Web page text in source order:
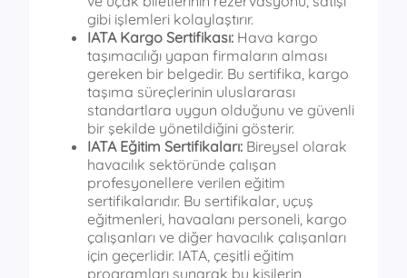
gibi işlemleri kolaylaştırır.
IATA Kargo Sertifikası: Hava kargo
taşımacılığı yapan firmaların alması
gereken bir belgedir. Bu sertifika, kargo
taşıma süreçlerinin uluslararası
standartlara uygun olduğunu ve güvenli
bir şekilde yönetildiğini gösterir.
IATA Eğitim Sertifikaları: Bireysel olarak
havacılık sektöründe çalışan
profesyonellere verilen eğitim
sertifikalarıdır. Bu sertifikalar, uçuş
eğitmenleri, havaalanı personeli, kargo
çalışanları ve diğer havacılık çalışanları
için geçerlidir. IATA, çeşitli eğitim
programları sunarak bu kişilerin